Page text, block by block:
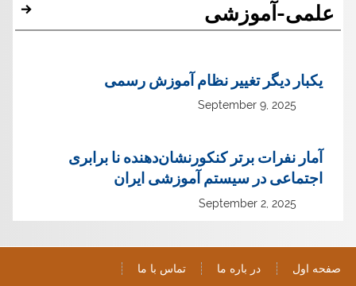
علمی-آموزشی
یک‏بار دیگر تغییر نظام آموزش رسمی
September 9, 2025
آمار نفرات برتر کنکورنشان‌دهنده نا برابری
اجتماعی در سیستم آموزشی ایران
September 2, 2025
صفحه اول در باره ما تماس با ما